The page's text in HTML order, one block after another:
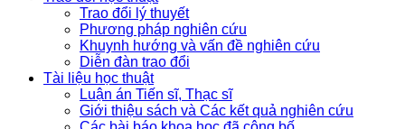
Trao đổi lý thuyết
Phương pháp nghiên cứu
Khuynh hướng và vấn đề nghiên cứu
Diễn đàn trao đổi
Tài liệu học thuật
Luận án Tiến sĩ, Thạc sĩ
Giới thiệu sách và Các kết quả nghiên cứu